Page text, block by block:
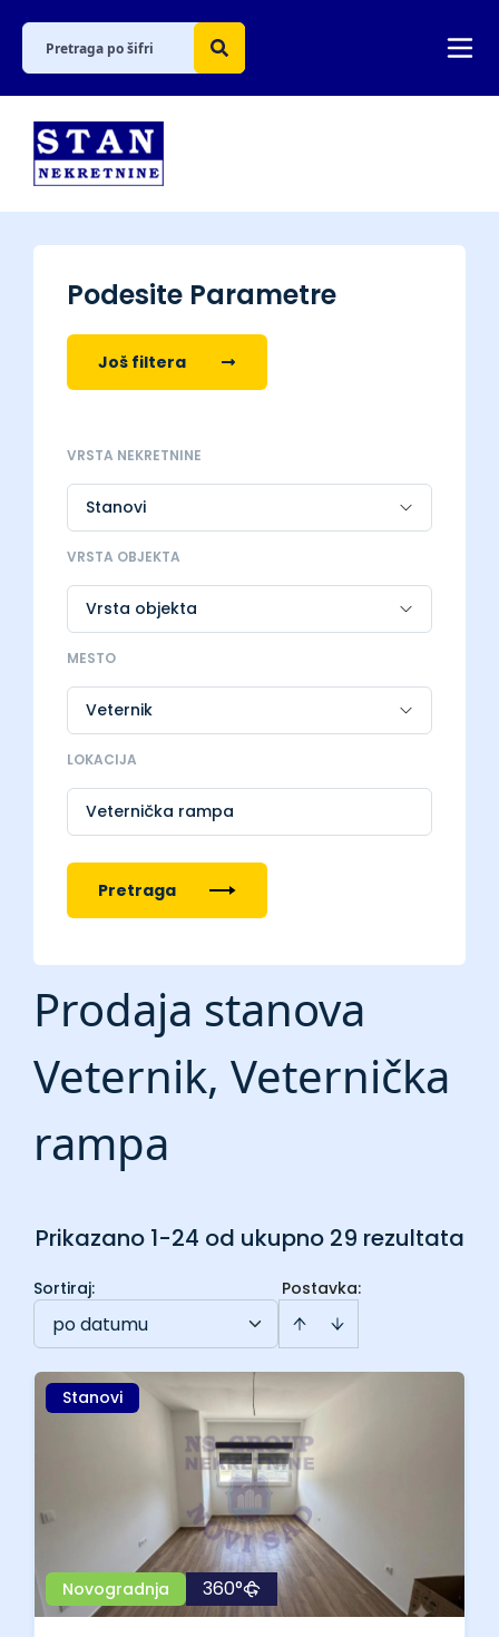
Podesite Parametre
Još filtera
VRSTA NEKRETNINE
VRSTA OBJEKTA
MESTO
LOKACIJA
Veternička rampa
Pretraga
Prodaja stanova
Veternik, Veternička
rampa
Prikazano 1-24 od ukupno 29 rezultata
Postavka:
Sortiraj:
po datumu
Stanovi
Novogradnja 360°